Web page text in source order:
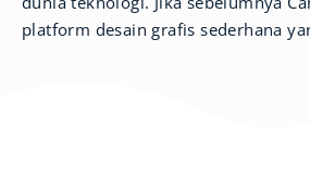
platform desain grafis sederhana